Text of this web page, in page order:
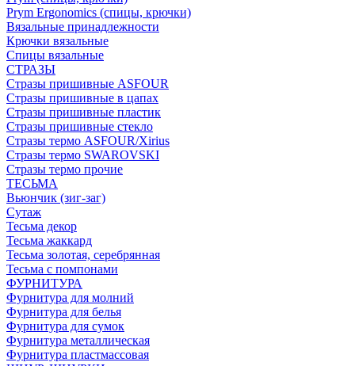
Prym Ergonomics (спицы, крючки)
Вязальные принадлежности
Крючки вязальные
Спицы вязальные
СТРАЗЫ
Стразы пришивные ASFOUR
Стразы пришивные в цапах
Стразы пришивные пластик
Стразы пришивные стекло
Стразы термо ASFOUR/Xirius
Стразы термо SWAROVSKI
Стразы термо прочие
ТЕСЬМА
Вьюнчик (зиг-заг)
Сутаж
Тесьма декор
Тесьма жаккард
Тесьма золотая, серебрянная
Тесьма с помпонами
ФУРНИТУРА
Фурнитура для молний
Фурнитура для белья
Фурнитура для сумок
Фурнитура металлическая
Фурнитура пластмассовая